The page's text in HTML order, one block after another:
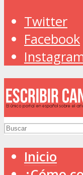
Twitter
Facebook
Inicio